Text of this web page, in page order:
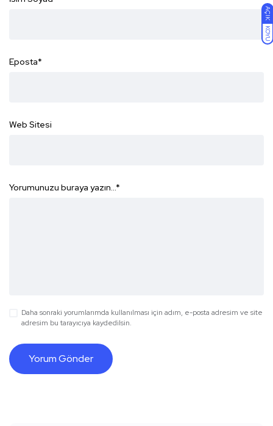
AÇIK
KOYU
Eposta*
Web Sitesi
Yorumunuzu buraya yazın...*
Daha sonraki yorumlarımda kullanılması için adım, e-posta adresim ve site
adresim bu tarayıcıya kaydedilsin.